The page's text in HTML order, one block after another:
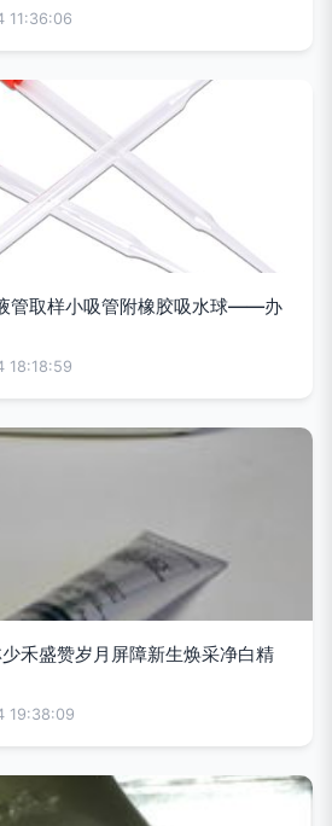
11:36:06
管取样小吸管附橡胶吸水球——办
18:18:59
禾盛赞岁月屏障新生焕采净白精
19:38:09